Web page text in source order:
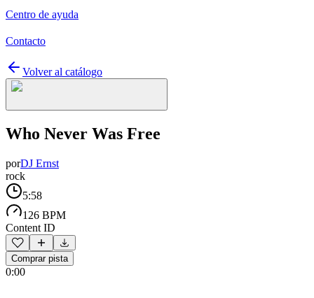
Centro de ayuda
Contacto
Volver al catálogo
Who Never Was Free
porDJ Ernst
rock
5:58
126 BPM
Content ID
Comprar pista
0:00